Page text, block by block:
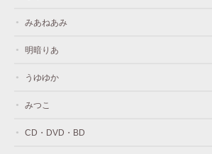
みあねあみ
明暗りあ
うゆゆか
みつこ
CD・DVD・BD